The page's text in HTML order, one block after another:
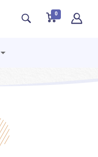
0